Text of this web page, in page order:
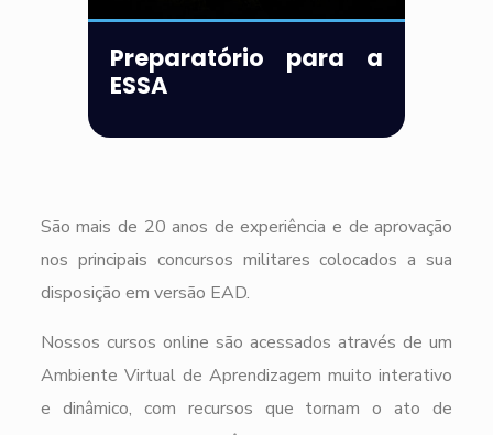
Preparatório para a
ESSA
São mais de 20 anos de experiência e de aprovação
nos principais concursos militares colocados a sua
disposição em versão EAD.
Nossos cursos online são acessados através de um
Ambiente Virtual de Aprendizagem muito interativo
e dinâmico, com recursos que tornam o ato de